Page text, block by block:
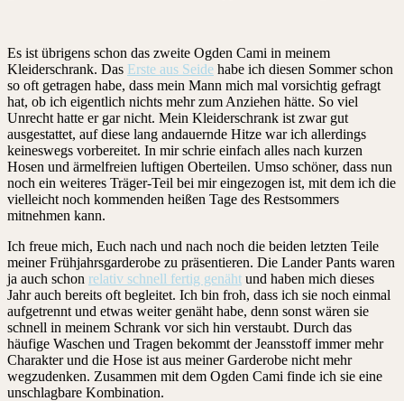
Es ist übrigens schon das zweite Ogden Cami in meinem
Kleiderschrank. Das Erste aus Seide habe ich diesen Sommer schon
so oft getragen habe, dass mein Mann mich mal vorsichtig gefragt
hat, ob ich eigentlich nichts mehr zum Anziehen hätte. So viel
Unrecht hatte er gar nicht. Mein Kleiderschrank ist zwar gut
ausgestattet, auf diese lang andauernde Hitze war ich allerdings
keineswegs vorbereitet. In mir schrie einfach alles nach kurzen
Hosen und ärmelfreien luftigen Oberteilen. Umso schöner, dass nun
noch ein weiteres Träger-Teil bei mir eingezogen ist, mit dem ich die
vielleicht noch kommenden heißen Tage des Restsommers
mitnehmen kann.
Ich freue mich, Euch nach und nach noch die beiden letzten Teile
meiner Frühjahrsgarderobe zu präsentieren. Die Lander Pants waren
ja auch schon relativ schnell fertig genäht und haben mich dieses
Jahr auch bereits oft begleitet. Ich bin froh, dass ich sie noch einmal
aufgetrennt und etwas weiter genäht habe, denn sonst wären sie
schnell in meinem Schrank vor sich hin verstaubt. Durch das
häufige Waschen und Tragen bekommt der Jeansstoff immer mehr
Charakter und die Hose ist aus meiner Garderobe nicht mehr
wegzudenken. Zusammen mit dem Ogden Cami finde ich sie eine
unschlagbare Kombination.